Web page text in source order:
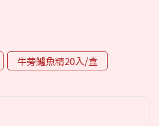
牛蒡鱸魚精20入/盒